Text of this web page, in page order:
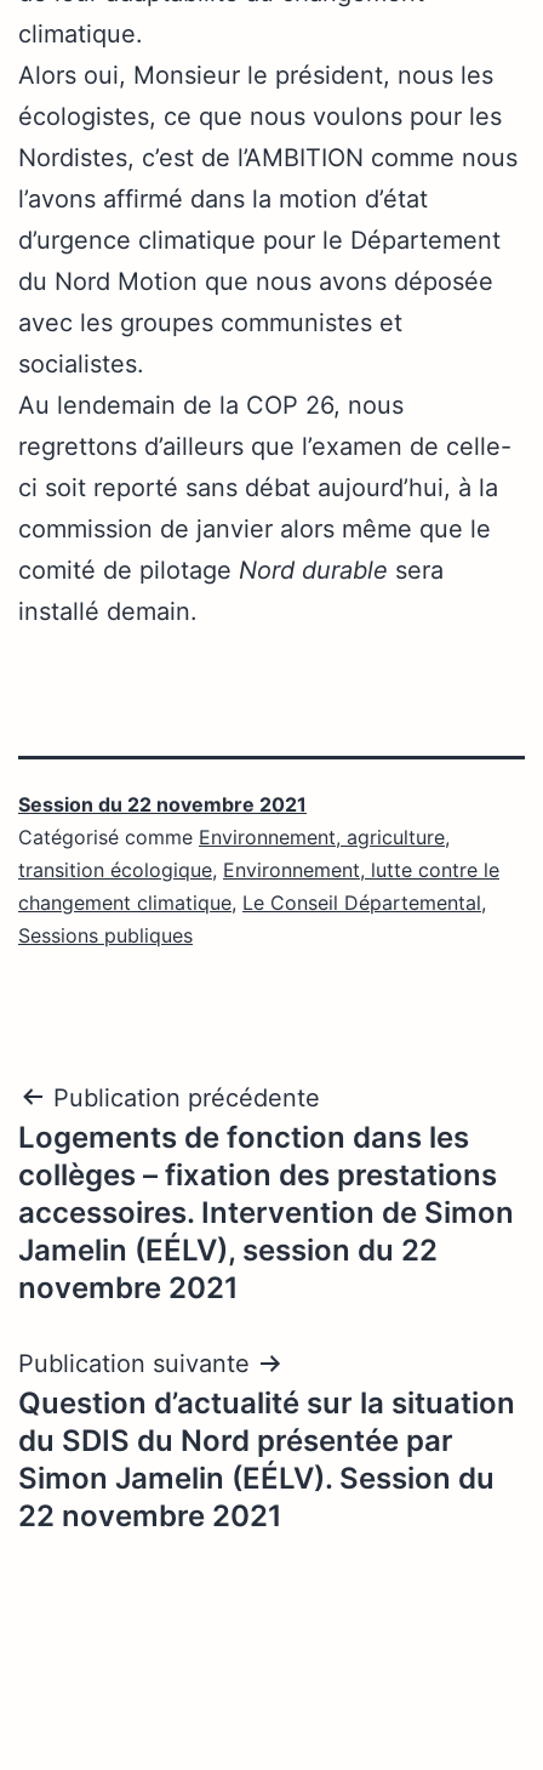
climatique.
Alors oui, Monsieur le président, nous les
écologistes, ce que nous voulons pour les
Nordistes, c’est de l’AMBITION comme nous
l’avons affirmé dans la motion d’état
d’urgence climatique pour le Département
du Nord Motion que nous avons déposée
avec les groupes communistes et
socialistes.
Au lendemain de la COP 26, nous
regrettons d’ailleurs que l’examen de celle-
ci soit reporté sans débat aujourd’hui, à la
commission de janvier alors même que le
comité de pilotage Nord durable sera
installé demain.
Session du 22 novembre 2021
Catégorisé comme Environnement, agriculture,
transition écologique, Environnement, lutte contre le
changement climatique, Le Conseil Départemental,
Sessions publiques
Navigation
de
l’article
Publication précédente
Logements de fonction dans les
collèges – fixation des prestations
accessoires. Intervention de Simon
Jamelin (EÉLV), session du 22
novembre 2021
Publication suivante
Question d’actualité sur la situation
du SDIS du Nord présentée par
Simon Jamelin (EÉLV). Session du
22 novembre 2021